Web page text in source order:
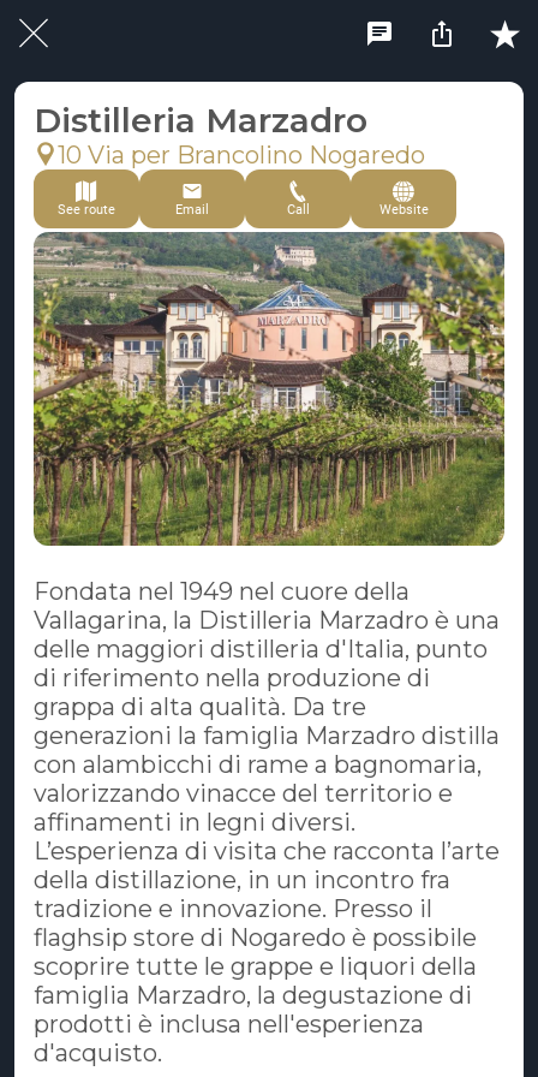
Distilleria Marzadro
10 Via per Brancolino Nogaredo
See route Email Call Website
Fondata nel 1949 nel cuore della
Vallagarina, la Distilleria Marzadro è una
delle maggiori distilleria d'Italia, punto
di riferimento nella produzione di
grappa di alta qualità. Da tre
generazioni la famiglia Marzadro distilla
con alambicchi di rame a bagnomaria,
valorizzando vinacce del territorio e
affinamenti in legni diversi.
L’esperienza di visita che racconta l’arte
della distillazione, in un incontro fra
tradizione e innovazione. Presso il
flaghsip store di Nogaredo è possibile
scoprire tutte le grappe e liquori della
famiglia Marzadro, la degustazione di
prodotti è inclusa nell'esperienza
d'acquisto.